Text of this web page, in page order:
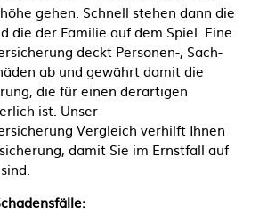
gehen. Schnell stehen dann die
die der Familie auf dem Spiel. Eine
deckt Personen-, Sach-
ab und gewährt damit die
die für einen derartigen
ist. Unser
Vergleich verhilft Ihnen
damit Sie im Ernstfall auf